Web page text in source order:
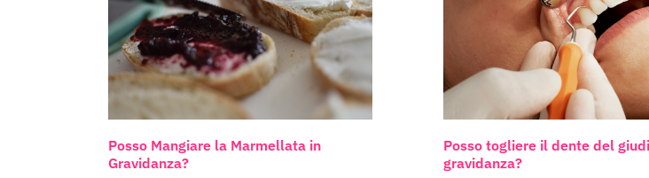
Posso Mangiare la Marmellata in
Gravidanza?
Posso togliere il dente del
gravidanza?